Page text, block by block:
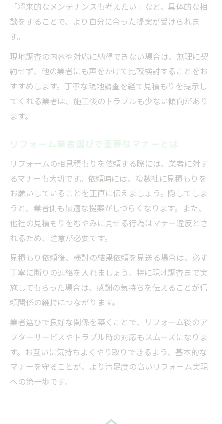
「将来的なメンテナンスも考えたい」など、具体的な相
談をすることで、より自分に合った提案が受けられま
す。
現地調査の内容や対応に納得できない場合は、無理に契
約せず、他の業者にも声をかけて比較検討することをお
すすめします。丁寧な現地調査を経て見積もりを提示し
てくれる業者は、施工後のトラブルも少ない傾向があり
ます。
リフォーム業者選びで重要なマナーとは
リフォームの相見積もりを依頼する際には、業者に対す
るマナーも大切です。依頼時には、複数社に見積もりを
お願いしていることを正直に伝えましょう。隠してしま
うと、業者側も最適な提案がしづらくなります。また、
他社の見積もりをむやみに見せる行為はマナー違反とさ
れるため、注意が必要です。
見積もり依頼後、検討の結果依頼を見送る場合は、必ず
丁寧に断りの連絡を入れましょう。特に現地調査まで実
施してもらった場合は、感謝の気持ちを伝えることが信
頼関係の維持につながります。
業者選びで良好な関係を築くことで、リフォーム後のア
フターサービスやトラブル時の対応もスムーズになりま
す。お互いに気持ちよくやり取りできるよう、基本的な
マナーを守ることが、より満足度の高いリフォーム実現
への第一歩です。